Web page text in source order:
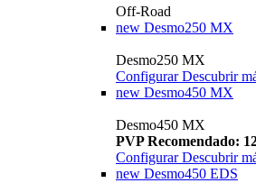
Off-Road
new Desmo250 MX
Desmo250 MX
Configurar Descubrir
new Desmo450 MX
Desmo450 MX
PVP Recomendado:
Configurar Descubrir
new Desmo450 EDS